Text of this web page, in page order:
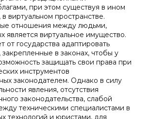
при этом существуя в ином
виртуальном пространстве.
отношения между людьми,
является виртуальное имущество.
от государства адаптировать
в законах, чтобы у
защищать свои права при
инструментов
законодателем. Однако в силу
явления, отсутствия
законодательства, слабой
техническими специалистами в
технологий и юристами, для